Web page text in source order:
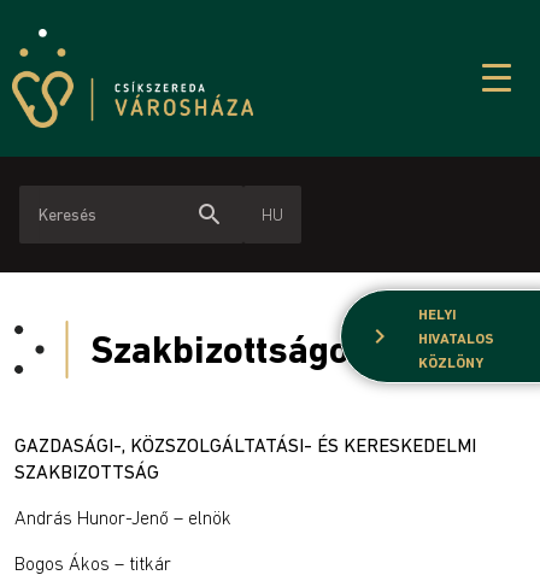
search HU
chevron_right
HELYI
HIVATALOS
KÖZLÖNY
Szakbizottságok
GAZDASÁGI-, KÖZSZOLGÁLTATÁSI- ÉS KERESKEDELMI
SZAKBIZOTTSÁG
András Hunor-Jenő – elnök
Bogos Ákos – titkár